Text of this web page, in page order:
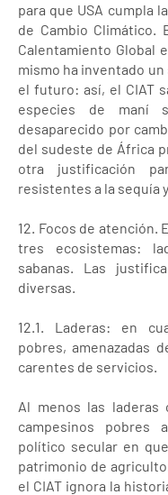
para que USA cumpla
de Cambio Climático.
Calentamiento Global
mismo ha inventado
el futuro: así, el CIAT
especies de maní
desaparecido por
del sudeste de África
otra justificación
resistentes a la sequía
12. Focos de atención.
tres ecosistemas:
sabanas. Las
diversas.
12.1. Laderas: en
pobres, amenazadas
carentes de servicios.
Al menos las laderas
campesinos pobres
político secular en
patrimonio de
el CIAT ignora la